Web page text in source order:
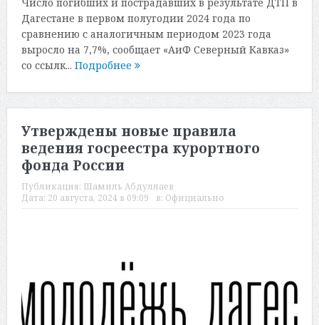
Дагестане в первом полугодии 2024 года по
сравнению с аналогичным периодом 2023 года
выросло на 7,7%, сообщает «АиФ Северный Кавказ»
со ссылк... Подробнее
Утверждены новые правила
ведения госреестра курортного
фонда России
Публикация: Шамиль Абдуллаев
Дата: 20 августа, 2024 в 09:09 в: Официально